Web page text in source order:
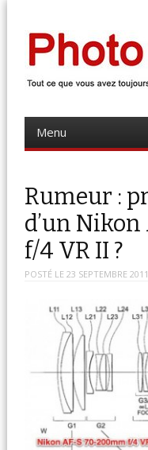
Photo
Menu
content
Rumeur :
d’un
f/4 VR II ?
POSTÉ LE 23 SEPTEMBRE 2011